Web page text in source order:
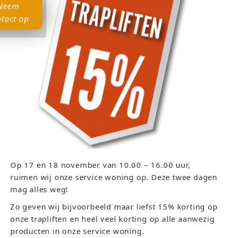
op
Op 17 en 18 november van 10.00 – 16.00 uur,
ruimen wij onze service woning op. Deze twee dagen
mag alles weg!
Zo geven wij bijvoorbeeld maar liefst 15% korting op
onze trapliften en heel veel korting op alle aanwezig
producten in onze service woning.